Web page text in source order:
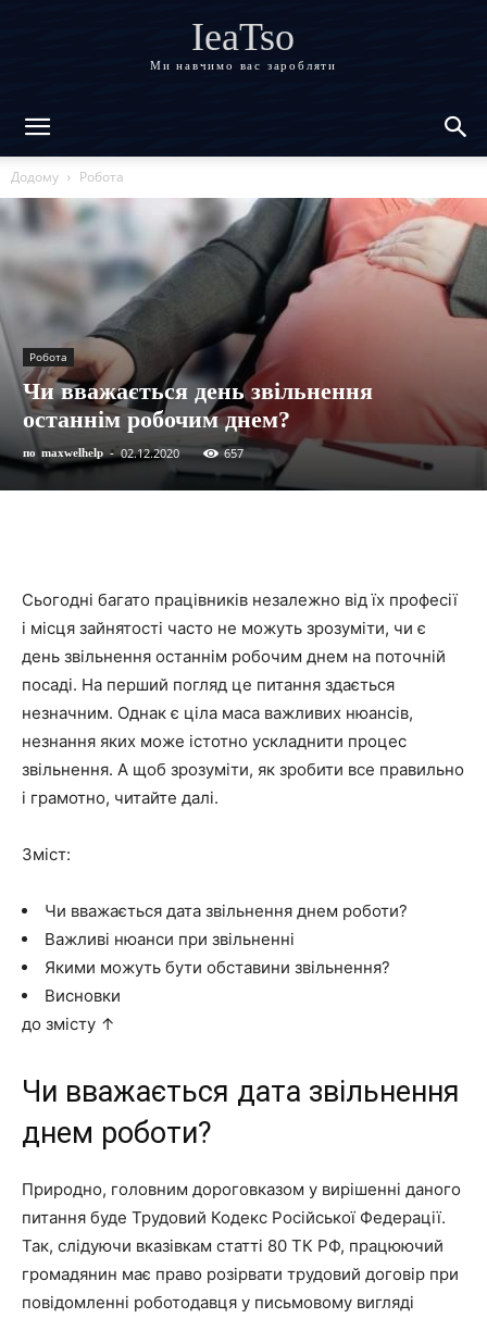
IeaTso
Ми навчимо вас заробляти
Додому Робота
Робота
Чи вважається день звільнення
останнім робочим днем?
по maxwelhelp - 02.12.2020 657
Сьогодні багато працівників незалежно від їх професії
і місця зайнятості часто не можуть зрозуміти, чи є
день звільнення останнім робочим днем на поточній
посаді. На перший погляд це питання здається
незначним. Однак є ціла маса важливих нюансів,
незнання яких може істотно ускладнити процес
звільнення. А щоб зрозуміти, як зробити все правильно
і грамотно, читайте далі.
Зміст:
Чи вважається дата звільнення днем роботи?
Важливі нюанси при звільненні
Якими можуть бути обставини звільнення?
Висновки
до змісту ↑
Чи вважається дата звільнення
днем роботи?
Природно, головним дороговказом у вирішенні даного
питання буде Трудовий Кодекс Російської Федерації.
Так, слідуючи вказівкам статті 80 ТК РФ, працюючий
громадянин має право розірвати трудовий договір при
повідомленні роботодавця у письмовому вигляді